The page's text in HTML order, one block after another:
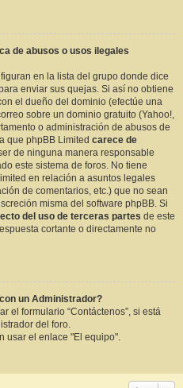
de abusos o usos ilegales
en la lista del grupo donde dice
enviar sus quejas. Si así no obtiene
el dueño del dominio (efectúe una
sobre un dominio gratuito (Yahoo!,
o administración de abusos de
que phpBB Limited carece de
de ninguna manera responsable
este sistema de foros. No tiene
en relación a asuntos legales
de comentarios, etc.) que no sean
misma del software phpBB. Si
del uso de terceras partes de este
cortante o directamente no
un Administrador?
el formulario “Contáctenos”, si está
del foro.
usar el enlace "El equipo".